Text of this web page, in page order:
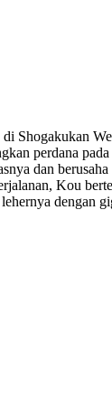
Shogakukan
perdana
dan
Kou
dengan